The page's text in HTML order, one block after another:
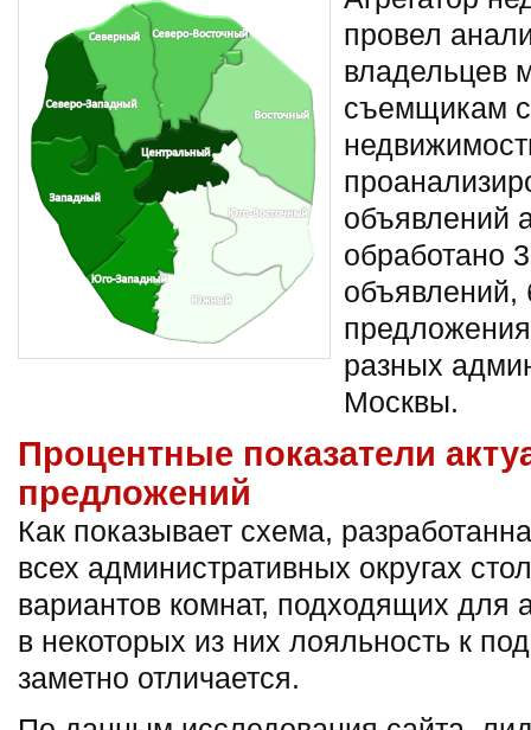
провел
владельцев
съемщикам
объявлений
обработано
объявлений,
разных
Москвы.
Процентные показатели
предложений
Как показывает схема,
всех административных округах
вариантов комнат, подходящих для
в некоторых из них лояльность к
заметно отличается.